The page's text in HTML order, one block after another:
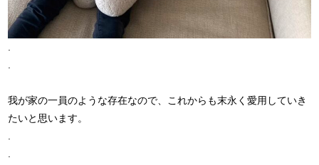
.
.
我が家の一員のような存在なので、これからも末永く愛用していき
たいと思います。
.
.